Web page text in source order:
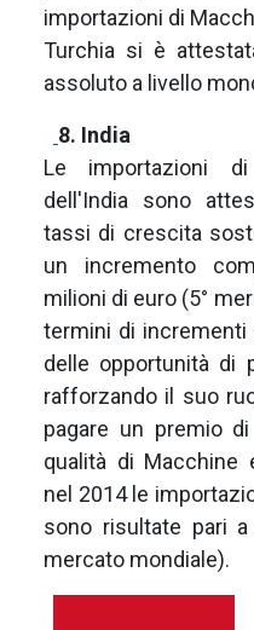
importazioni di
Turchia si è
assoluto a livello
8. India
Le importazioni
dell'India sono
tassi di crescita
un incremento
milioni di euro (5°
termini di
delle opportunità di
rafforzando il suo
pagare un premio
qualità di Macchine
nel 2014 le
sono risultate pari
mercato mondiale).